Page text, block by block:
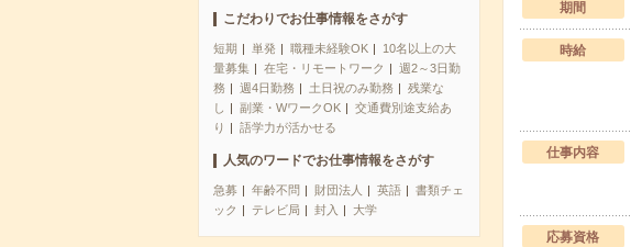
こだわりでお仕事情報をさがす
短期 単発 職種未経験OK
10名以上の大
量募集
在宅・リモートワーク
週2～3日勤
務
週4日勤務 土日祝のみ勤務
残業な
し
副業・WワークOK
交通費別途支給あ
り
語学力が活かせる
人気のワードでお仕事情報をさがす
急募 年齢不問 財団法人 英語
書類チェ
ック
テレビ局 封入 大学
期間
時給
仕事内容
応募資格